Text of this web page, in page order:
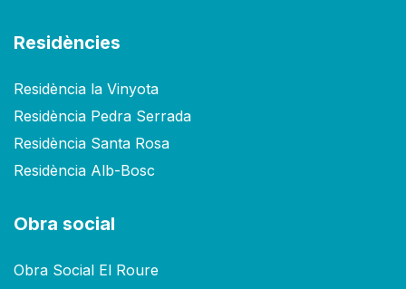
Residències
Residència la Vinyota
Residència Pedra Serrada
Residència Santa Rosa
Residència Alb-Bosc
Obra social
Obra Social El Roure